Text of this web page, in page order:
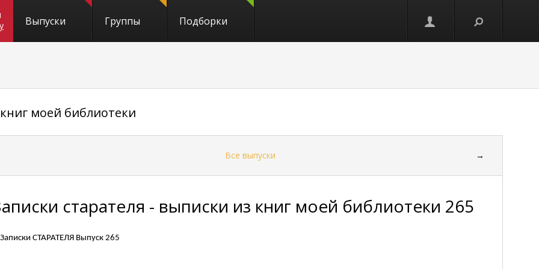
Выпуски Группы Подборки
моей библиотеки
Все выпуски →
старателя - выписки из книг моей библиотеки 265
Записки СТАРАТЕЛЯ Выпуск 265